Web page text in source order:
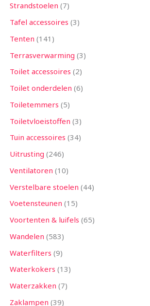
Strandstoelen 7
Tafel accessoires 3
Tenten 141
Terrasverwarming 3
Toilet accessoires 2
Toilet onderdelen 6
Toiletemmers 5
Toiletvloeistoffen 3
Tuin accessoires 34
Uitrusting 246
Ventilatoren 10
Verstelbare stoelen 44
Voetensteunen 15
Voortenten & luifels 65
Wandelen 583
Waterfilters 9
Waterkokers 13
Waterzakken 7
Zaklampen 39